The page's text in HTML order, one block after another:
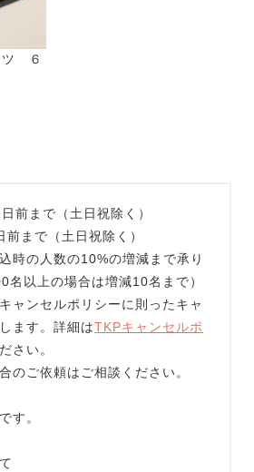
ツ ６
前まで（土日祝除く）
まで（土日祝除く）
時の人数の10%の増減まで承り
名以上の場合は増減10名まで）
ャンセルポリシーに則ったキャ
ます。詳細はTKPキャンセルポ
さい。
のご依頼はご相談ください。
す。